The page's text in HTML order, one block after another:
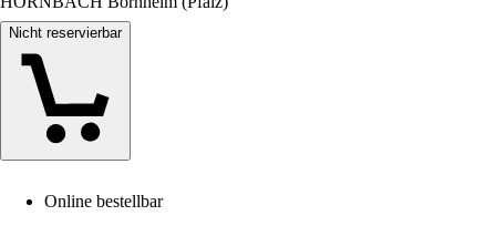
Nicht reservierbar
Online bestellbar